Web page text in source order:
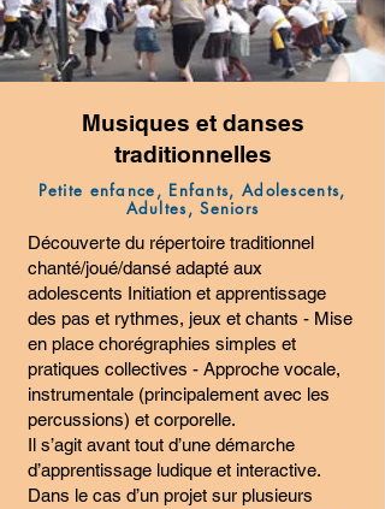
Musiques et danses
traditionnelles
Petite enfance, Enfants, Adolescents,
Adultes, Seniors
Découverte du répertoire traditionnel
chanté/joué/dansé adapté aux
adolescents Initiation et apprentissage
des pas et rythmes, jeux et chants - Mise
en place chorégraphies simples et
pratiques collectives - Approche vocale,
instrumentale (principalement avec les
percussions) et corporelle.
Il s’agit avant tout d’une démarche
d’apprentissage ludique et interactive.
Dans le cas d’un projet sur plusieurs